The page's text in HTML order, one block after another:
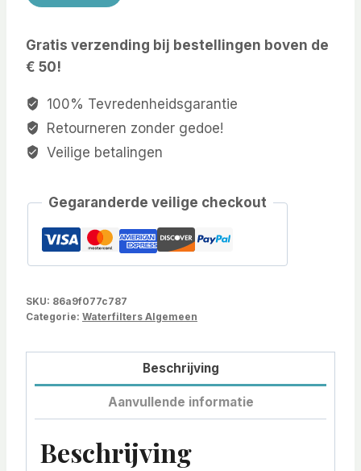
Gratis verzending bij bestellingen boven de
€ 50!
100% Tevredenheidsgarantie
Retourneren zonder gedoe!
Veilige betalingen
Gegaranderde veilige checkout
SKU: 86a9f077c787
Categorie: Waterfilters Algemeen
Beschrijving
Aanvullende informatie
Beschrijving